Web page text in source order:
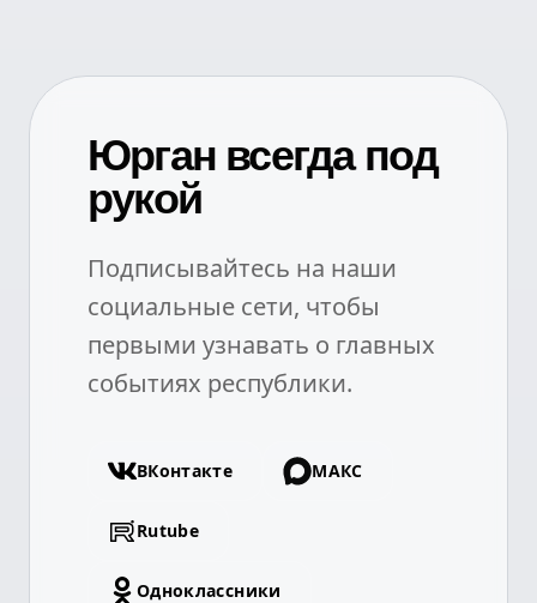
Юрган всегда под
рукой
Подписывайтесь на наши
социальные сети, чтобы
первыми узнавать о главных
событиях республики.
ВКонтакте МАКС
Rutube
Одноклассники